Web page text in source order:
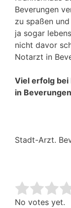
Beverungen
zu spaßen
ja sogar
nicht davor
Notarzt in
Viel erfolg bei
in Beverungen
Stadt-Arzt.
Rate this item:
No votes yet.